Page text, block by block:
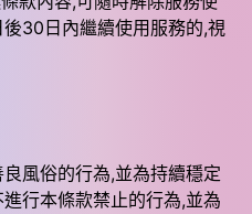
30日內繼續使用服務的,視
風俗的行為,並為持續穩定
行本條款禁止的行為,並為